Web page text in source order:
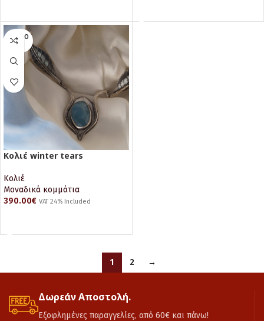
SOLD O
UT
Κολιέ winter tears
Κολιέ
Μοναδικά κομμάτια
390.00€ VAT 24% Included
1 2 →
Δωρεάν Αποστολή.
Εξοφλημένες παραγγελίες, από 60€ και πάνω!